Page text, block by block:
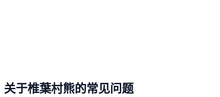
关于椎葉村熊的常见问题